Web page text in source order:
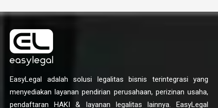
EasyLegal adalah solusi legalitas bisnis terintegrasi yang
menyediakan layanan pendirian perusahaan, perizinan usaha,
pendaftaran HAKI & layanan legalitas lainnya. EasyLegal